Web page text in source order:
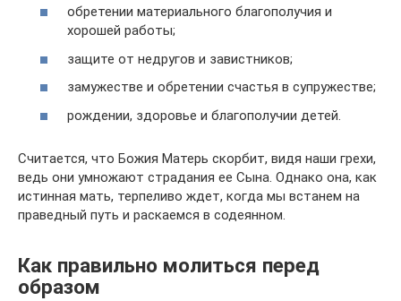
обретении материального благополучия и
хорошей работы;
защите от недругов и завистников;
замужестве и обретении счастья в супружестве;
рождении, здоровье и благополучии детей.
Считается, что Божия Матерь скорбит, видя наши грехи,
ведь они умножают страдания ее Сына. Однако она, как
истинная мать, терпеливо ждет, когда мы встанем на
праведный путь и раскаемся в содеянном.
Как правильно молиться перед
образом